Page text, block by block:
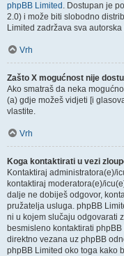
phpBB Limited . Dostupan je
2.0) i može biti slobodno
Limited zadržava sva
Vrh
Zašto X mogućnost nije
Ako smatraš da neka
(a) gdje možeš vidjeti [i
vlastite.
Vrh
Koga kontaktirati u vezi
Kontaktiraj administratora(e)/
kontaktiraj moderatora(e)/
dalje ne dobiješ odgovor,
pružatelja usluga. phpBB
ni u kojem slučaju odgovarati
besmisleno kontaktirati
direktno vezana uz phpBB
phpBB Limited oko toga kako